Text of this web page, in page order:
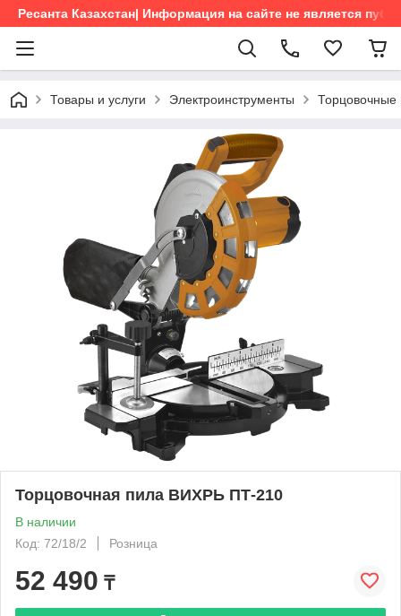
Ресанта Казахстан| Информация на сайте не является
Товары и услуги Электроинструменты Торцовочные
Торцовочная пила ВИХРЬ ПТ-210
В наличии
Код: 72/18/2
Розница
52 490 ₸